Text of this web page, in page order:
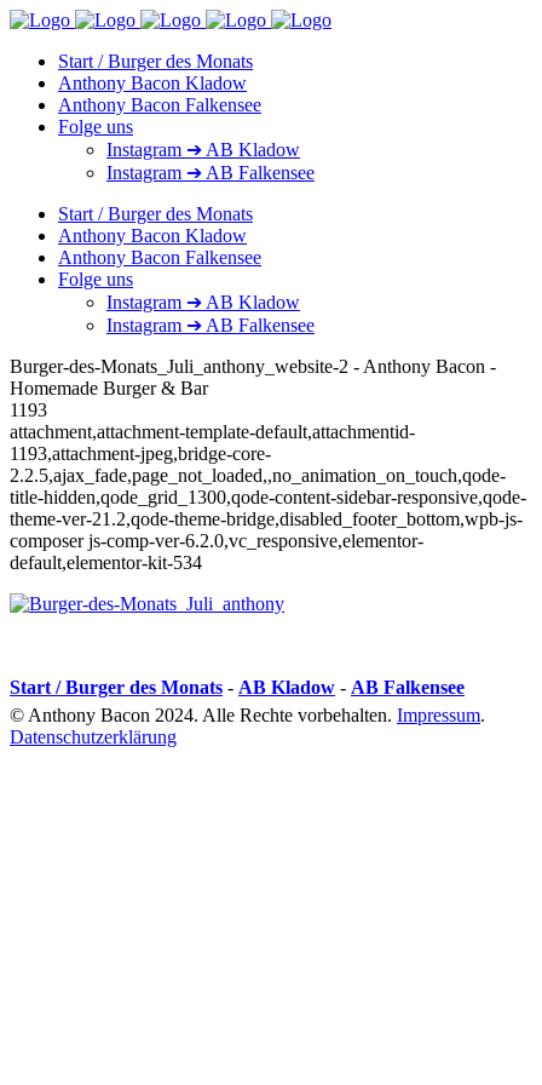
Start / Burger des Monats
Anthony Bacon Kladow
Anthony Bacon Falkensee
Folge uns
Instagram ➔ AB Kladow
Instagram ➔ AB Falkensee
Start / Burger des Monats
Anthony Bacon Kladow
Anthony Bacon Falkensee
Folge uns
Instagram ➔ AB Kladow
Instagram ➔ AB Falkensee
Burger-des-Monats_Juli_anthony_website-2 - Anthony Bacon -
Homemade Burger & Bar
1193
attachment,attachment-template-default,attachmentid-
1193,attachment-jpeg,bridge-core-
2.2.5,ajax_fade,page_not_loaded,,no_animation_on_touch,qode-
title-hidden,qode_grid_1300,qode-content-sidebar-responsive,qode-
theme-ver-21.2,qode-theme-bridge,disabled_footer_bottom,wpb-js-
composer js-comp-ver-6.2.0,vc_responsive,elementor-
default,elementor-kit-534
Start / Burger des Monats - AB Kladow - AB Falkensee
© Anthony Bacon 2024. Alle Rechte vorbehalten. Impressum.
Datenschutzerklärung